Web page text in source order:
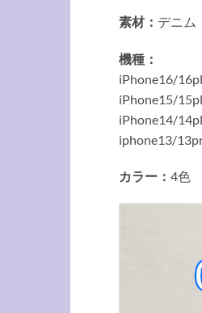
素材： デニム
機種：
iPhone16/
iPhone15/
iPhone14/
iphone13/
カラー： 4色